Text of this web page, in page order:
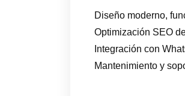
Diseño moderno,
Optimización SEO
Integración con
Mantenimiento y